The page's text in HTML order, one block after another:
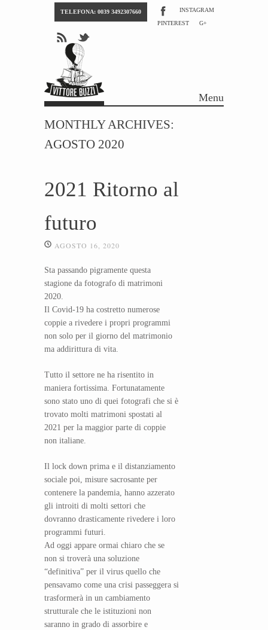
TELEFONA: 0039 3492307660
INSTAGRAM
PINTEREST
G+
Menu
MONTHLY ARCHIVES:
AGOSTO 2020
2021 Ritorno al
futuro
AGOSTO 16, 2020
Sta passando pigramente questa
stagione da fotografo di matrimoni
2020.
Il Covid-19 ha costretto numerose
coppie a rivedere i propri programmi
non solo per il giorno del matrimonio
ma addirittura di vita.
Tutto il settore ne ha risentito in
maniera fortissima. Fortunatamente
sono stato uno di quei fotografi che si è
trovato molti matrimoni spostati al
2021 per la maggior parte di coppie
non italiane.
Il lock down prima e il distanziamento
sociale poi, misure sacrosante per
contenere la pandemia, hanno azzerato
gli introiti di molti settori che
dovranno drasticamente rivedere i loro
programmi futuri.
Ad oggi appare ormai chiaro che se
non si troverà una soluzione
“definitiva” per il virus quello che
pensavamo come una crisi passeggera si
trasformerà in un cambiamento
strutturale che le istituzioni non
saranno in grado di assorbire e